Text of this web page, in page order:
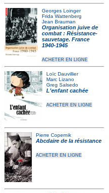
Georges Loinger
Frida Wattenberg
Jean Brauman
Organisation juive de
combat : Résistance-
sauvetage. France
1940-1945
ACHETER EN LIGNE
Loïc Dauvillier
Marc Lizano
Greg Salsedo
L'enfant cachée
ACHETER EN LIGNE
Pierre Copernik
Abcdaire de la résistance
ACHETER EN LIGNE